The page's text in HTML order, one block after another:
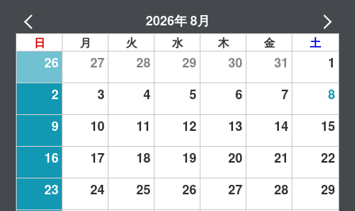
2026年 8月
日 月 火 水 木 金 土
26 27 28 29 30 31
1
2
3 4 5 6 7
8
9
10 11 12 13 14
15
16
17 18 19 20 21
22
23
24 25 26 27 28
29